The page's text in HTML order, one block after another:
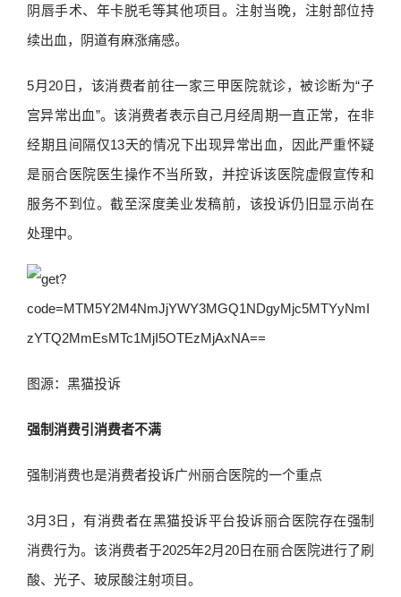
阴唇手术、年卡脱毛等其他项目。注射当晚，注射部位持
续出血，阴道有麻涨痛感。
5月20日，该消费者前往一家三甲医院就诊，被诊断为“子
宫异常出血”。该消费者表示自己月经周期一直正常，在非
经期且间隔仅13天的情况下出现异常出血，因此严重怀疑
是丽合医院医生操作不当所致，并控诉该医院虚假宣传和
服务不到位。截至深度美业发稿前，该投诉仍旧显示尚在
处理中。
图源：黑猫投诉
强制消费引消费者不满
强制消费也是消费者投诉广州丽合医院的一个重点
3月3日，有消费者在黑猫投诉平台投诉丽合医院存在强制
消费行为。该消费者于2025年2月20日在丽合医院进行了刷
酸、光子、玻尿酸注射项目。